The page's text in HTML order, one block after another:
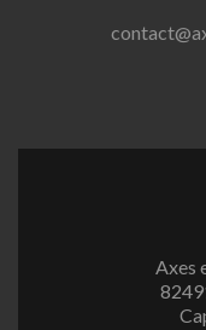
Axes